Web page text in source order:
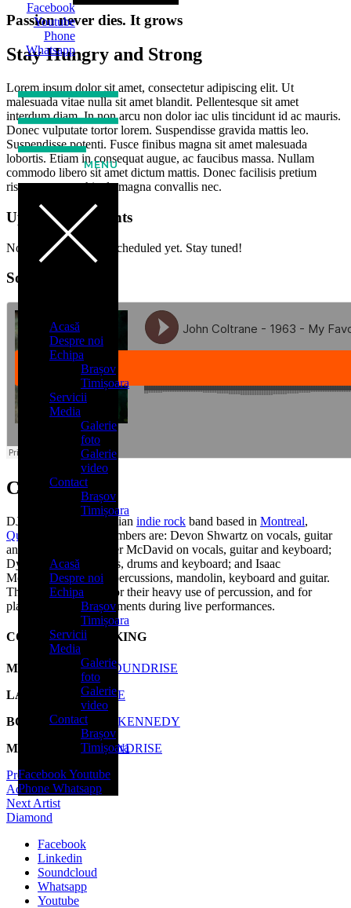
Facebook
Youtube
Phone
Whatsapp
MENU
Acasă
Despre noi
Echipa
Brașov
Timișoara
Servicii
Media
Galerie
foto
Galerie
video
Contact
Brașov
Timișoara
Acasă
Despre noi
Echipa
Brașov
Timișoara
Servicii
Media
Galerie
foto
Galerie
video
Contact
Brașov
Timișoara
FacebookYoutube
Phone Whatsapp
Passion never dies. It grows
Stay Hungry and Strong
Lorem ipsum dolor sit amet, consectetur adipiscing elit. Ut
malesuada vitae nulla sit amet blandit. Pellentesque sit amet
interdum diam. In non arcu non dolor iac ulis tincidunt id ac mauris.
Donec vulputate tortor lorem. Suspendisse gravida mattis leo.
Suspendisse potenti. Fusce finibus magna sit amet malesuada
lobortis. Etiam in consequat augue, ac faucibus massa. Nullam
commodo libero sit amet dictum mattis. Donec facilisis pretium
risus, semper vehicula magna convallis nec.
Upcomming Events
No upcoming events scheduled yet. Stay tuned!
SoundCloud
Caroline
DJ Eklypse is a Canadian indie rock band based in Montreal,
Quebec
. The band members are: Devon Shwartz on vocals, guitar
and percussion; Conner McDavid on vocals, guitar and keyboard;
Dylan Dylan on vocals, drums and keyboard; and Isaac
Mohamed on vocals, percussions, mandolin, keyboard and guitar.
The group is known for their heavy use of percussion, and for
playing multiple instruments during live performances.
CONTACT & BOOKING
MANAGEMENT SOUNDRISE
LABEL
SOUNDRISE
BOOKING ISABEL KENNEDY
MARKETING SOUNDRISE
Previous Artist
Adele
Next Artist
Diamond
Facebook
Linkedin
Soundcloud
Whatsapp
Youtube